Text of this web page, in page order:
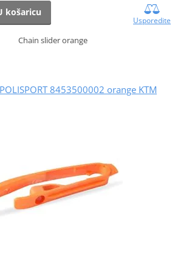
košaricu
Usporedite
Chain slider orange
8453500002 orange KTM